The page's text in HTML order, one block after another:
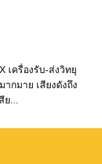
เครื่องรับ-ส่งวิทยุ
กมาย เสียงดังถึง
...